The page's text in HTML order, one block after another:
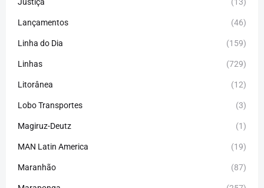
Lançamentos (46)
Linha do Dia (159)
Linhas (729)
Litorânea (12)
Lobo Transportes (3)
Magiruz-Deutz (1)
MAN Latin America (19)
Maranhão (87)